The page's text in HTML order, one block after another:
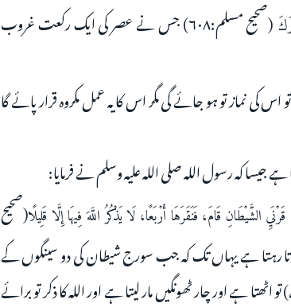
(صحيح مسلم:۶۰۸) جس نے عصر کی ایک رکعت غروب
کی نماز تو ہو جائے گی مگر اس کا یہ عمل مکروہ قرار پائے گا
جیسا کہ رسول اللہ صلی اللہ علیہ وسلم نے فرمایا:
قَامَ، فَنَقَرَهَا أَرْبَعًا، لَا يَذْكُرُ اللَّهَ فِيهَا إِلَّا قَلِيلًا(صحيح
کرتا رہتا ہے یہاں تک کہ جب سورج شیطان کی دو سینگوں کے
ہے اور چار ٹھونگیں مار لیتا ہے اور اللہ کا ذکر تو برائے